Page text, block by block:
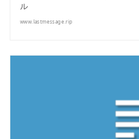
ル
www.lastmessage.rip